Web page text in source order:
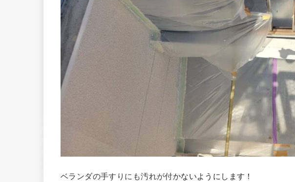
ベランダの手すりにも汚れが付かないようにします！